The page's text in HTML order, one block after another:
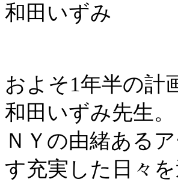
和田いずみ
およそ1年半の計
和田いずみ先生。
ＮＹの由緒ある
す充実した日々